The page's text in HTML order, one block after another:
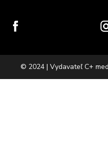
© 2024 | Vydavateľ C+